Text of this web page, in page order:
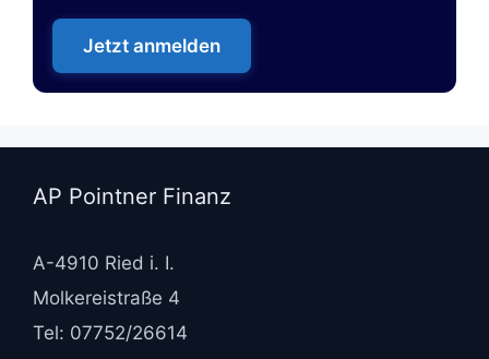
Jetzt anmelden
AP Pointner Finanz
A-4910 Ried i. I.
Molkereistraße 4
Tel: 07752/26614